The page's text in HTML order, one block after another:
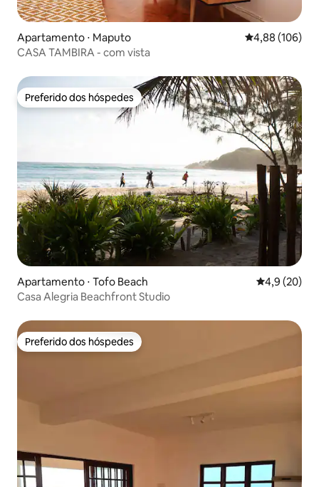
Apartamento ⋅ Maputo 4,88 de uma
4,88 (106)
CASA TAMBIRA - com vista
Preferido dos hóspedes
Preferido dos hóspedes
Apartamento ⋅ Tofo Beach 4,9 de uma
4,9 (20)
Casa Alegria Beachfront Studio
Preferido dos hóspedes
Preferido dos hóspedes